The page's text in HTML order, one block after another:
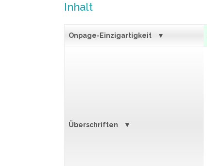
Inhalt
Onpage-Einzigartigkeit
Überschriften